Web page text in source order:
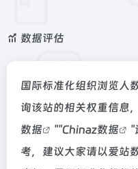
数据评估
国际标准化组织浏览人
询该站的相关权重信息
数据
""Chinaz数据
"
考，建议大家请以爱站